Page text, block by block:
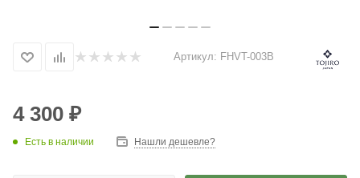
Артикул: FHVT-003B
4 300 ₽
Есть в наличии Нашли дешевле?